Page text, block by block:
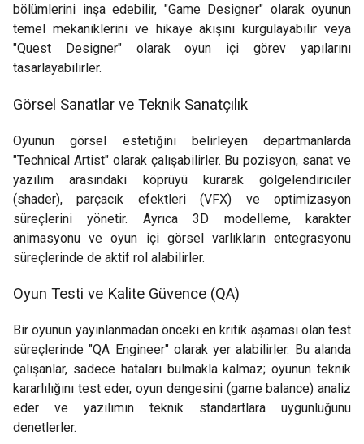
bölümlerini inşa edebilir, "Game Designer" olarak oyunun
temel mekaniklerini ve hikaye akışını kurgulayabilir veya
"Quest Designer" olarak oyun içi görev yapılarını
tasarlayabilirler.
Görsel Sanatlar ve Teknik Sanatçılık
Oyunun görsel estetiğini belirleyen departmanlarda
"Technical Artist" olarak çalışabilirler. Bu pozisyon, sanat ve
yazılım arasındaki köprüyü kurarak gölgelendiriciler
(shader), parçacık efektleri (VFX) ve optimizasyon
süreçlerini yönetir. Ayrıca 3D modelleme, karakter
animasyonu ve oyun içi görsel varlıkların entegrasyonu
süreçlerinde de aktif rol alabilirler.
Oyun Testi ve Kalite Güvence (QA)
Bir oyunun yayınlanmadan önceki en kritik aşaması olan test
süreçlerinde "QA Engineer" olarak yer alabilirler. Bu alanda
çalışanlar, sadece hataları bulmakla kalmaz; oyunun teknik
kararlılığını test eder, oyun dengesini (game balance) analiz
eder ve yazılımın teknik standartlara uygunluğunu
denetlerler.